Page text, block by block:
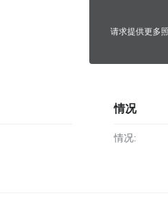
请求提供更多
情况
情况: